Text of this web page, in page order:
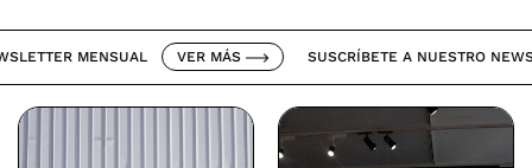
MENSUAL VER MÁS SUSCRÍBETE A NUESTRO